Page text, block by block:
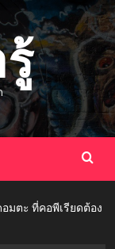
มตะ ที่คอพีเรียดต้อง